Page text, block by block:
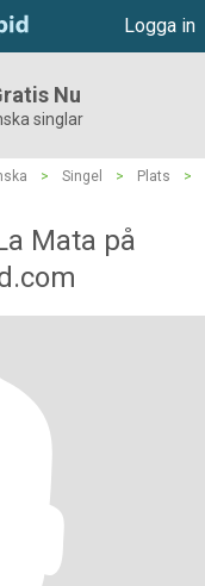
Logga in
Nu
singlar
> Singel > Plats
>
Mata på